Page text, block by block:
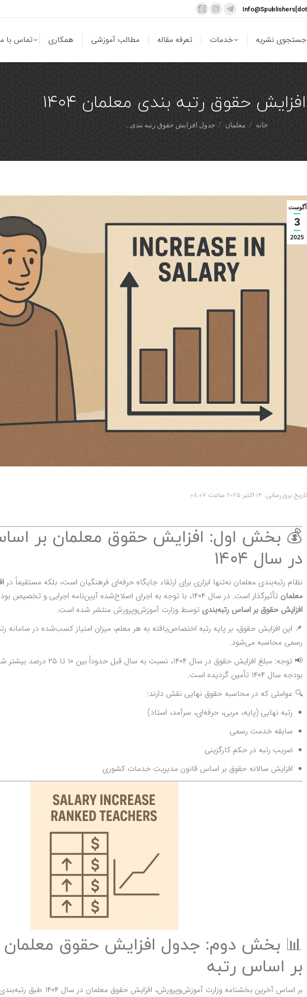
جستجوی نشریه خدمات تعرفه مقاله مطالب آموزشی همکاری تماس با
حقوق رتبه بندی معلمان ۱۴۰۴
شما اینجا هستید:
خانه معلمان جدول افزایش حقوق رتبه بندی…
آگوست
3
2025
تاریخ بروزرسانی: 14 اکتبر 2025 ساعت 08:07
💰 بخش اول: افزایش حقوق معلمان بر
در سال ۱۴۰۴
نظام رتبه‌بندی معلمان نه‌تنها ابزاری برای ارتقاء جایگاه حرفه‌ای فرهنگیان است، بلکه مستقیماً در
معلمان تأثیرگذار است. در سال ۱۴۰۴، با توجه به اجرای اصلاح‌شده آیین‌نامه اجرایی و تخصیص بودجه مناسب،
افزایش حقوق بر اساس رتبه‌بندی توسط وزارت آموزش‌وپرورش منتشر شده است.
📌 این افزایش حقوق، بر پایه رتبه اختصاص‌یافته به هر معلم، میزان امتیاز کسب‌شده در سامانه
رسمی محاسبه می‌شود.
📢 توجه: مبلغ افزایش حقوق در سال
بودجه سال ۱۴۰۴ تأمین گردیده است.
🔍 عواملی که در محاسبه حقوق نهایی نقش دارند:
رتبه نهایی (پایه، مربی، حرفه‌ای، سرآمد، استاد)
سابقه خدمت رسمی
ضریب رتبه در حکم کارگزینی
افزایش سالانه حقوق بر اساس قانون مدیریت خدمات کشوری
بر اساس رتبه
بر اساس آخرین بخشنامه وزارت